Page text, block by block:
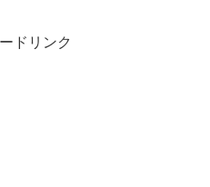
ドリンク